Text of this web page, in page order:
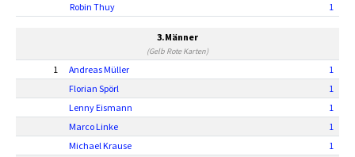
Robin Thuy
1
3.Männer
(Gelb Rote Karten)
1 Andreas Müller
1
Florian Spörl
1
Lenny Eismann
1
Marco Linke
1
Michael Krause
1